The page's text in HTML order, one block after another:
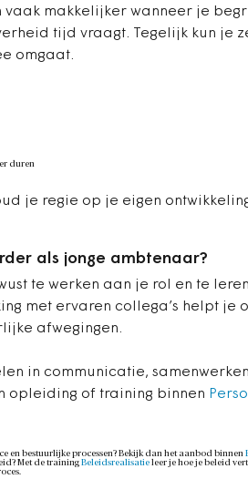
vaak makkelijker wanneer je
tijd vraagt. Tegelijk kun je
omgaat.
duren
je regie op je eigen
als jonge ambtenaar?
te werken aan je rol en te
met ervaren collega’s helpt je
afwegingen.
in communicatie,
opleiding of training binnen
en bestuurlijke processen? Bekijk dan het aanbod binnen
Met de trainingBeleidsrealisatie leer je hoe je beleid